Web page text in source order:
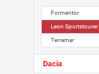
Formentor
Leon Sportstourer
Terramar
Dacia